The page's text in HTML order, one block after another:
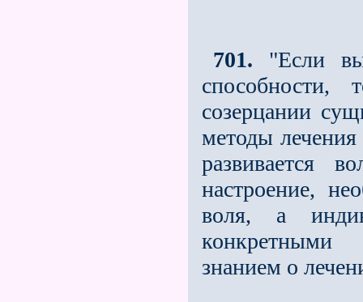
701. "Если
созерцании
методы лечения
развивается
настроение,
воля, а
конкретными
знанием о